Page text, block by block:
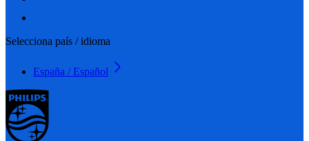
Selecciona país / idioma
España / Español